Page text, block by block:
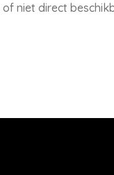
niet direct